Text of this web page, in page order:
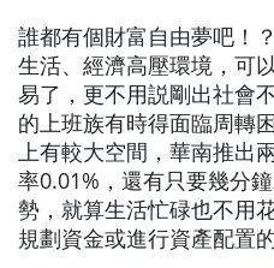
誰都有個財富自由夢吧！
生活、經濟高壓環境，可
易了，更不用説剛出社會
的上班族有時得面臨周轉
上有較大空間，華南推出
率0.01%，還有只要幾分
勢，就算生活忙碌也不用
規劃資金或進行資產配置